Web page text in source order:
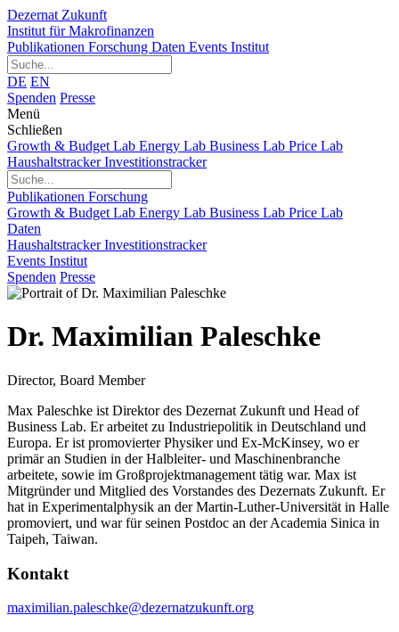
Dezernat Zukunft
Institut für Makrofinanzen
Publikationen Forschung Daten Events Institut
DE EN
Spenden Presse
Menü
Schließen
Growth & Budget Lab Energy Lab Business Lab Price Lab
HaushaltstrackerInvestitionstracker
Publikationen Forschung
Growth & Budget Lab Energy Lab Business Lab Price Lab
Daten
HaushaltstrackerInvestitionstracker
Events Institut
Spenden Presse
Dr. Maximilian Paleschke
Director, Board Member
Max Paleschke ist Direktor des Dezernat Zukunft und Head of
Business Lab. Er arbeitet zu Industriepolitik in Deutschland und
Europa. Er ist promovierter Physiker und Ex-McKinsey, wo er
primär an Studien in der Halbleiter- und Maschinenbranche
arbeitete, sowie im Großprojektmanagement tätig war. Max ist
Mitgründer und Mitglied des Vorstandes des Dezernats Zukunft. Er
hat in Experimentalphysik an der Martin-Luther-Universität in Halle
promoviert, und war für seinen Postdoc an der Academia Sinica in
Taipeh, Taiwan.
Kontakt
maximilian.paleschke@dezernatzukunft.org